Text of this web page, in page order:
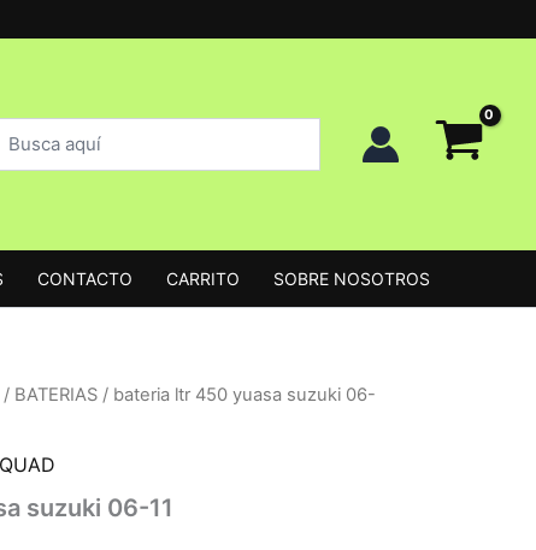
CONTACTO CARRITO SOBRE NOSOTROS
/ BATERIAS / bateria ltr 450 yuasa suzuki 06-
suzuki 06-11